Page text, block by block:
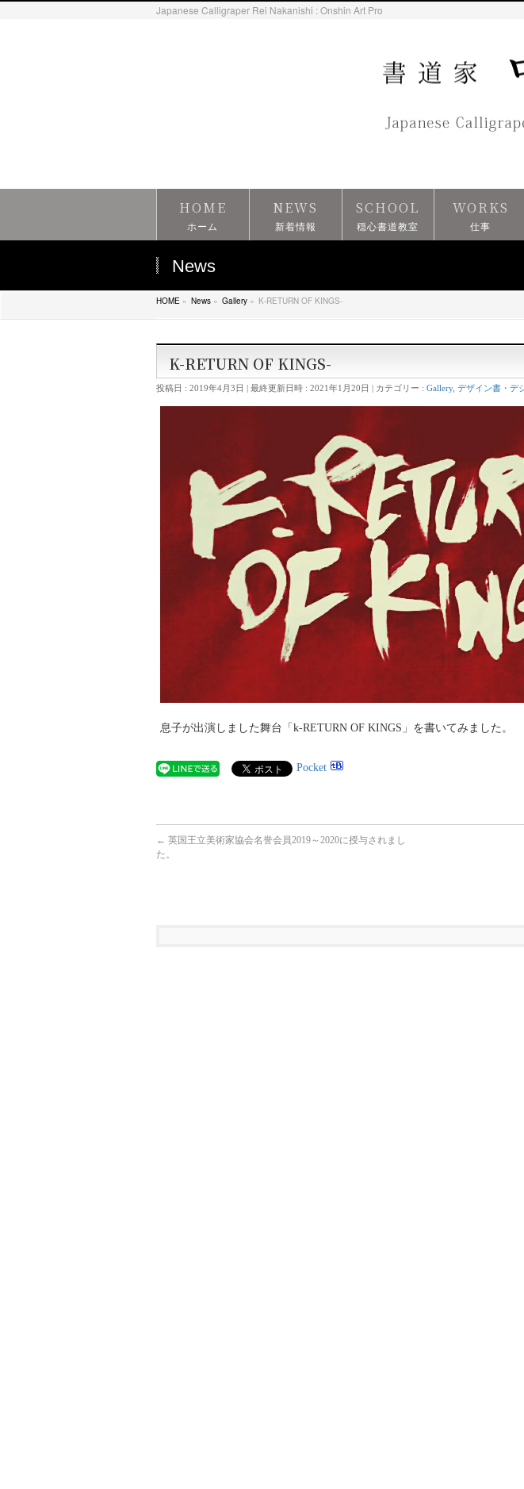
Japanese Calligraper Rei Nakanishi : Onshin Art Pro
HOME
ホーム
NEWS
新着情報
SCHOOL
穏心書道教室
WORKS
仕事
News
HOME » News » Gallery » K-RETURN OF KINGS-
K-RETURN OF KINGS-
投稿日 : 2019年4月3日 最終更新日時 : 2021年1月20日 カテゴリー : Gallery, デザイン書・デ
息子が出演しました舞台「k-RETURN OF KINGS」を書いてみました。
Pocket
← 英国王立美術家協会名誉会員2019～2020に授与されまし
た。